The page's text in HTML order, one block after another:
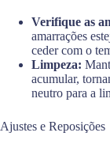
Verifique as
amarrações
ceder com o
Limpeza:
acumular,
neutro para a
Ajustes e Reposições